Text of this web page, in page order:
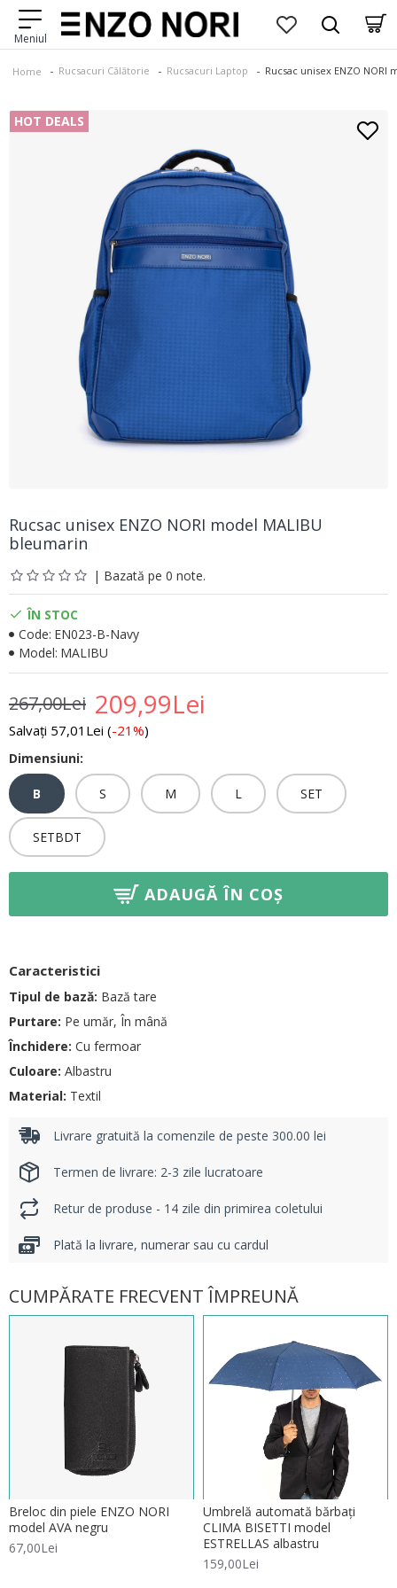
Home Rucsacuri Călătorie Rucsacuri Laptop Rucsac unisex ENZO
HOT DEALS
Rucsac unisex ENZO NORI model MALIBU
bleumarin
| Bazată pe 0 note.
209,99Lei
267,00Lei
Salvați 57,01Lei (-21%)
ÎN STOC
Code: EN023-B-Navy
Model: MALIBU
Dimensiuni:
B S M L SET
SETBDT
ADAUGĂ ÎN COȘ
Caracteristici
Tipul de bază: Bază tare
Purtare: Pe umăr, În mână
Închidere: Cu fermoar
Culoare: Albastru
Material: Textil
Livrare gratuită la comenzile de peste 300.00 lei
Termen de livrare: 2-3 zile lucratoare
Retur de produse - 14 zile din primirea coletului
Plată la livrare, numerar sau cu cardul
CUMPĂRATE FRECVENT ÎMPREUNĂ
Breloc din piele ENZO NORI
model AVA negru
67,00Lei
Umbrelă automată bărbați
CLIMA BISETTI model
ESTRELLAS albastru
159,00Lei